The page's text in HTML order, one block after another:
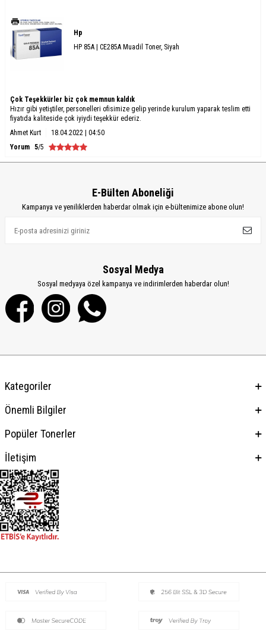
Hp
HP 85A | CE285A Muadil Toner, Siyah
Çok Teşekkürler biz çok memnun kaldık
Hızır gibi yetiştiler, personelleri ofisimize gelip yerinde kurulum yaparak teslim etti
fiyatıda kaliteside çok iyiydi teşekkür ederiz.
Ahmet Kurt
18.04.2022 | 04:50
Yorum 5/5
E-Bülten Aboneliği
Kampanya ve yeniliklerden haberdar olmak için e-bültenimize abone olun!
Sosyal Medya
Sosyal medyaya özel kampanya ve indirimlerden haberdar olun!
Kategoriler
Önemli Bilgiler
Popüler Tonerler
İletişim